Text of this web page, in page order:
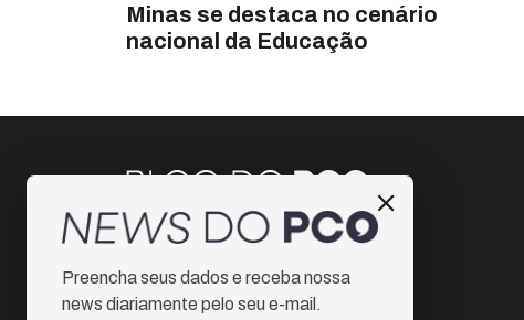
Minas se destaca no cenário
nacional da Educação
Instagram
Facebook
Preencha seus dados e receba nossa
news diariamente pelo seu e-mail.